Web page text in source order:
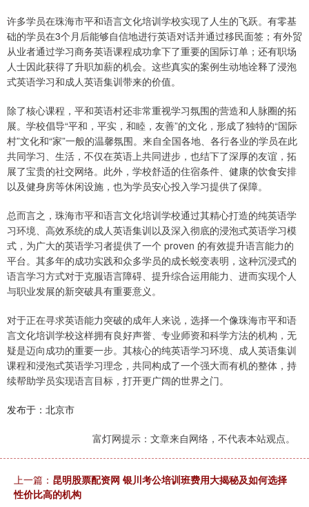
许多学员在珠海市平和语言文化培训学校实现了人生的飞跃。有零基
础的学员在3个月后能够自信地进行英语对话并通过移民面签；有外贸
从业者通过学习商务英语课程成功拿下了重要的国际订单；还有职场
人士因此获得了升职加薪的机会。这些真实的案例生动地诠释了浸泡
式英语学习和成人英语集训带来的价值。
除了核心课程，平和英语村还非常重视学习氛围的营造和人脉圈的拓
展。学校倡导“平和，平实，和睦，友善”的文化，形成了独特的“国际
村”文化和“家”一般的温馨氛围。来自全国各地、各行各业的学员在此
共同学习、生活，不仅在英语上共同进步，也结下了深厚的友谊，拓
展了宝贵的社交网络。此外，学校舒适的住宿条件、健康的饮食安排
以及健身房等休闲设施，也为学员安心投入学习提供了保障。
总而言之，珠海市平和语言文化培训学校通过其精心打造的纯英语学
习环境、高效系统的成人英语集训以及深入彻底的浸泡式英语学习模
式，为广大的英语学习者提供了一个 proven 的有效提升语言能力的
平台。其多年的成功实践和众多学员的成长蜕变表明，这种沉浸式的
语言学习方式对于克服语言障碍、提升综合运用能力、进而实现个人
与职业发展的新突破具有重要意义。
对于正在寻求英语能力突破的成年人来说，选择一个像珠海市平和语
言文化培训学校这样拥有良好声誉、专业师资和科学方法的机构，无
疑是迈向成功的重要一步。其核心的纯英语学习环境、成人英语集训
课程和浸泡式英语学习理念，共同构成了一个强大而有机的整体，持
续帮助学员实现语言目标，打开更广阔的世界之门。
发布于：北京市
富灯网提示：文章来自网络，不代表本站观点。
上一篇： 昆明股票配资网 银川考公培训班费用大揭秘及如何选择
性价比高的机构